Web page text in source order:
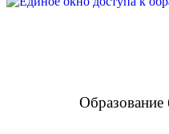
Образование